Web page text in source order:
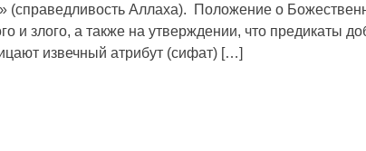
Аллаха). Положение о
и злого, а также на утверждении, что предикаты
извечный атрибут (сифат) […]